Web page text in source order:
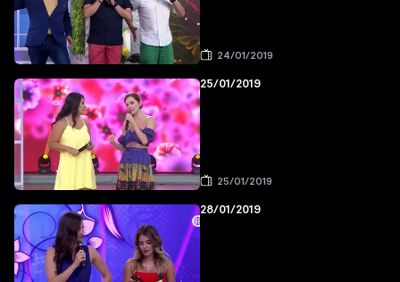
24/01/2019
25/01/2019
25/01/2019
28/01/2019